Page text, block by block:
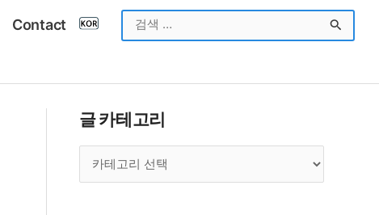
Contact
색
상
글 카테고리